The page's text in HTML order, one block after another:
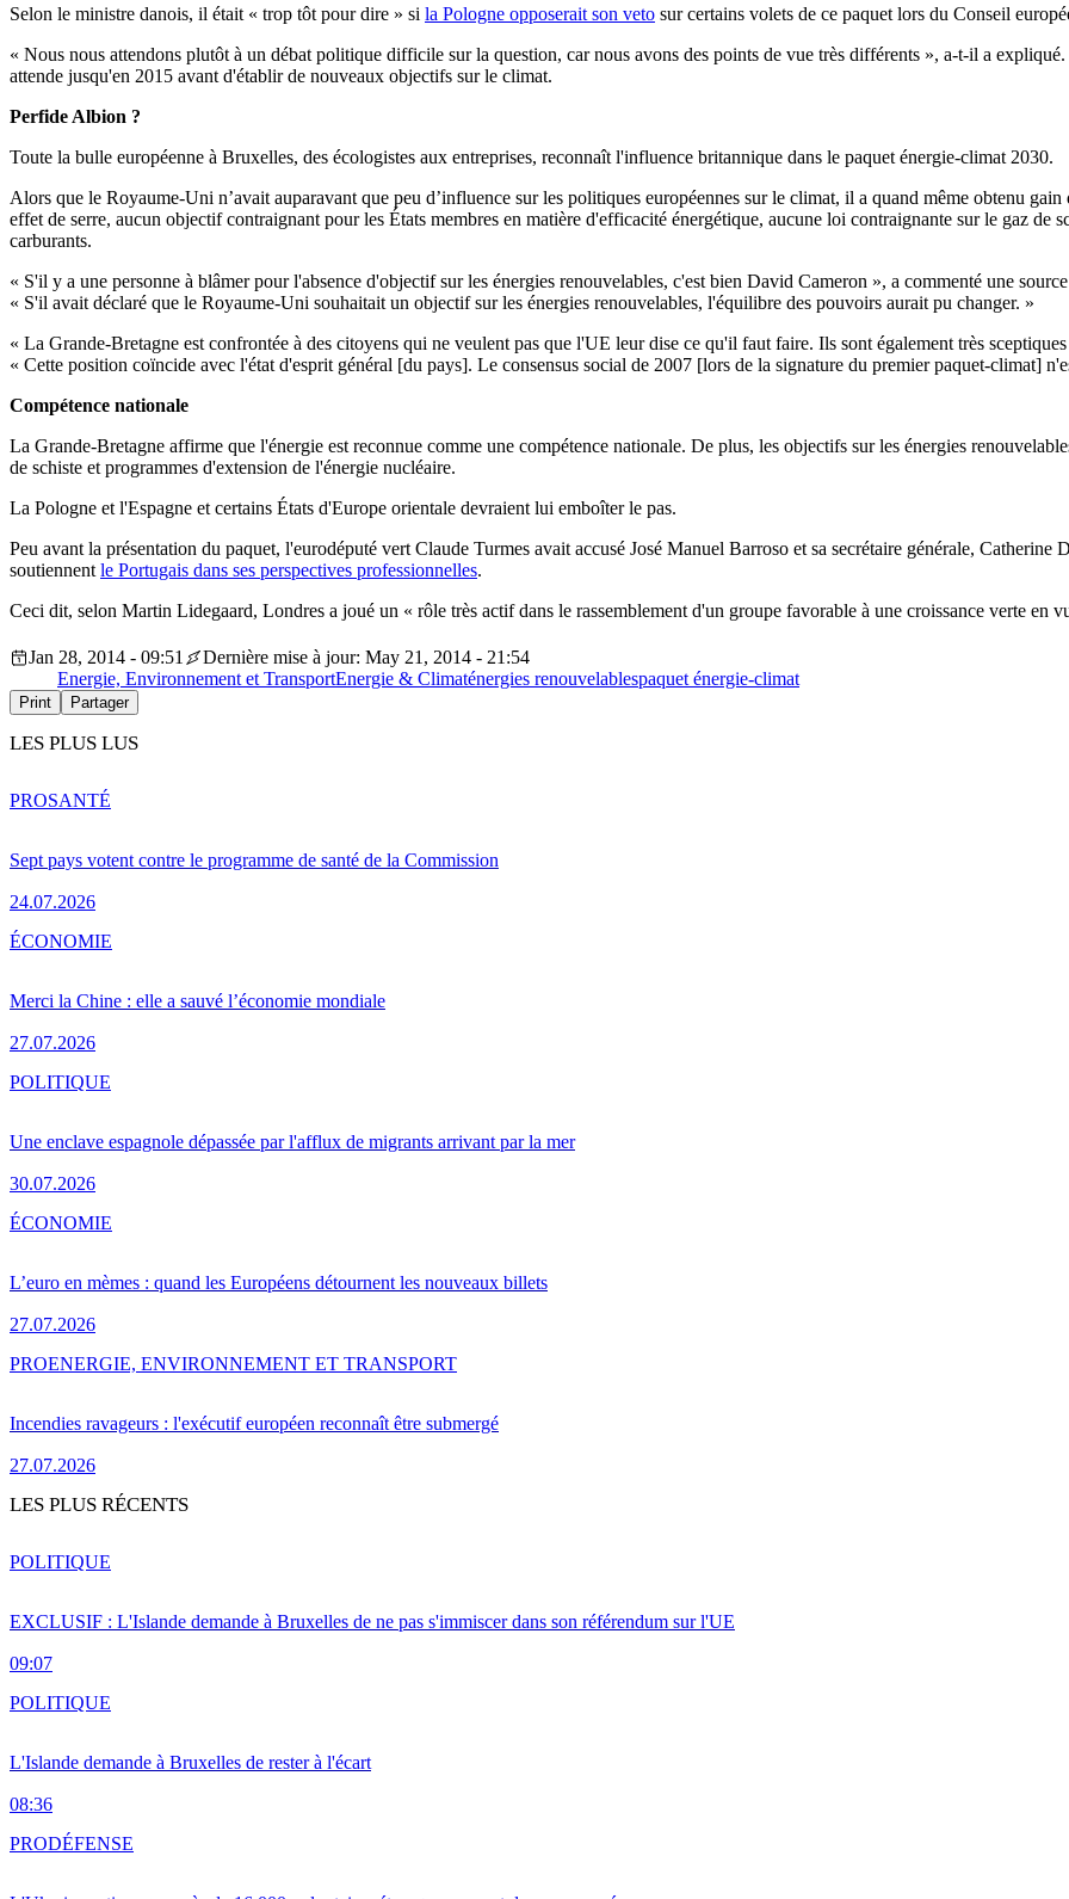
Selon le ministre danois, il était « trop tôt pour dire » si la Pologne opposerait son veto sur certains volets de ce paquet lors du Conseil
« Nous nous attendons plutôt à un débat politique difficile sur la question, car nous avons des points de vue très différents », a-t-il a
attende jusqu'en 2015 avant d'établir de nouveaux objectifs sur le climat.
Perfide Albion ?
Toute la bulle européenne à Bruxelles, des écologistes aux entreprises, reconnaît l'influence britannique dans le paquet énergie-climat 2030.
Alors que le Royaume-Uni n’avait auparavant que peu d’influence sur les politiques européennes sur le climat, il a quand même obtenu
effet de serre, aucun objectif contraignant pour les États membres en matière d'efficacité énergétique, aucune loi contraignante sur le gaz de
carburants.
« S'il y a une personne à blâmer pour l'absence d'objectif sur les énergies renouvelables, c'est bien David Cameron », a commenté une
« S'il avait déclaré que le Royaume-Uni souhaitait un objectif sur les énergies renouvelables, l'équilibre des pouvoirs aurait pu changer. »
« La Grande-Bretagne est confrontée à des citoyens qui ne veulent pas que l'UE leur dise ce qu'il faut faire. Ils sont également très
« Cette position coïncide avec l'état d'esprit général [du pays]. Le consensus social de 2007 [lors de la signature du premier paquet-climat]
Compétence nationale
La Grande-Bretagne affirme que l'énergie est reconnue comme une compétence nationale. De plus, les objectifs sur les énergies
de schiste et programmes d'extension de l'énergie nucléaire.
La Pologne et l'Espagne et certains États d'Europe orientale devraient lui emboîter le pas.
Peu avant la présentation du paquet, l'eurodéputé vert Claude Turmes avait accusé José Manuel Barroso et sa secrétaire générale,
soutiennent le Portugais dans ses perspectives professionnelles.
Ceci dit, selon Martin Lidegaard, Londres a joué un « rôle très actif dans le rassemblement d'un groupe favorable à une croissance verte
Jan 28, 2014 - 09:51
Dernière mise à jour: May 21, 2014 - 21:54
Energie, Environnement et TransportEnergie & Climaténergies renouvelablespaquet énergie-climat
Print Partager
LES PLUS LUS
Sept pays votent contre le programme de santé de la Commission
24.07.2026
PROSANTÉ
Merci la Chine : elle a sauvé l’économie mondiale
27.07.2026
ÉCONOMIE
Une enclave espagnole dépassée par l'afflux de migrants arrivant par la mer
30.07.2026
POLITIQUE
L’euro en mèmes : quand les Européens détournent les nouveaux billets
27.07.2026
ÉCONOMIE
Incendies ravageurs : l'exécutif européen reconnaît être submergé
27.07.2026
PROENERGIE, ENVIRONNEMENT ET TRANSPORT
LES PLUS RÉCENTS
EXCLUSIF : L'Islande demande à Bruxelles de ne pas s'immiscer dans son référendum sur l'UE
09:07
POLITIQUE
L'Islande demande à Bruxelles de rester à l'écart
08:36
POLITIQUE
PRODÉFENSE